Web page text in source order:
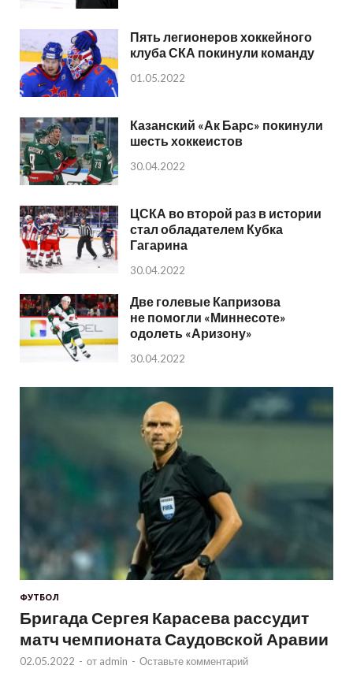
Пять легионеров хоккейного
клуба СКА покинули команду
01.05.2022
Казанский «Ак Барс» покинули
шесть хоккеистов
30.04.2022
ЦСКА во второй раз в истории
стал обладателем Кубка
Гагарина
30.04.2022
Две голевые Капризова
не помогли «Миннесоте»
одолеть «Аризону»
30.04.2022
ФУТБОЛ
Бригада Сергея Карасева рассудит
матч чемпионата Саудовской Аравии
02.05.2022 - от admin - Оставьте комментарий